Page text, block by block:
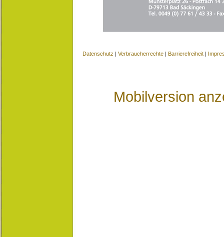
Datenschutz | Verbraucherrechte | Barrierefreiheit |
Mobilversion